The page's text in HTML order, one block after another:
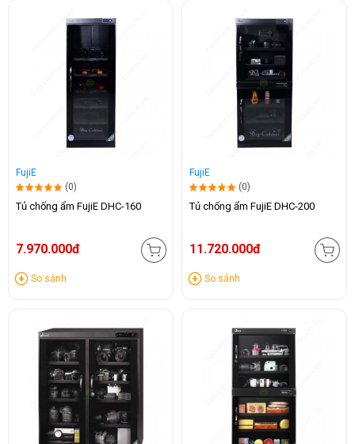
FujiE
(0)
Tủ chống ẩm FujiE DHC-160
7.970.000đ
So sánh
FujiE
(0)
Tủ chống ẩm FujiE DHC-200
11.720.000đ
So sánh